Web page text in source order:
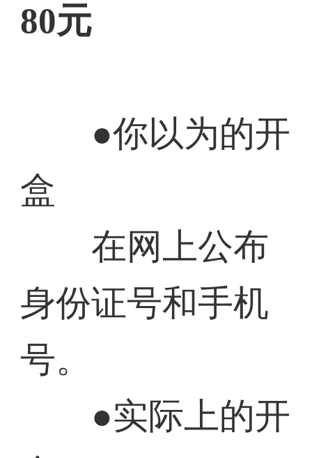
80元
●你以为的开
盒
在网上公布
身份证号和手机
号。
●实际上的开